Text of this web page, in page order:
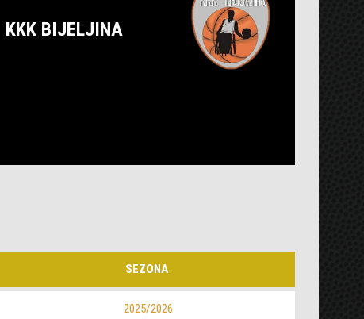
KKK BIJELJINA
SEZONA
2025/2026